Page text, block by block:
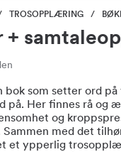
TROSOPPLÆRING
+
bok som setter ord
på. Her finnes rå og
og
Sammen med det
et ypperlig